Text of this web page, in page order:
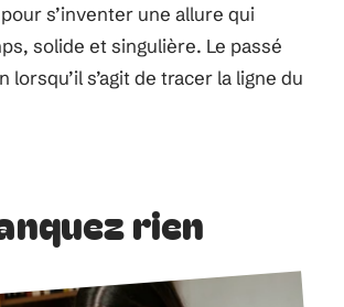
s’inventer une allure qui
solide et singulière. Le passé
lorsqu’il s’agit de tracer la ligne du
rien